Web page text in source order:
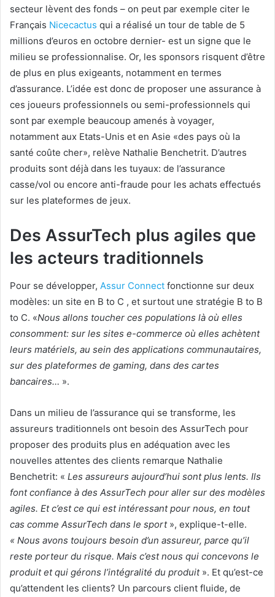
secteur lèvent des fonds – on peut par exemple citer le
Français Nicecactus qui a réalisé un tour de table de 5
millions d’euros en octobre dernier- est un signe que le
milieu se professionnalise. Or, les sponsors risquent d’être
de plus en plus exigeants, notamment en termes
d’assurance. L’idée est donc de proposer une assurance à
ces joueurs professionnels ou semi-professionnels qui
sont par exemple beaucoup amenés à voyager,
notamment aux Etats-Unis et en Asie «des pays où la
santé coûte cher», relève Nathalie Benchetrit. D’autres
produits sont déjà dans les tuyaux: de l’assurance
casse/vol ou encore anti-fraude pour les achats effectués
sur les plateformes de jeux.
Des AssurTech plus agiles que
les acteurs traditionnels
Pour se développer, Assur Connect fonctionne sur deux
modèles: un site en B to C , et surtout une stratégie B to B
to C. «Nous allons toucher ces populations là où elles
consomment: sur les sites e-commerce où elles achètent
leurs matériels, au sein des applications communautaires,
sur des plateformes de gaming, dans des cartes
bancaires… ».
Dans un milieu de l’assurance qui se transforme, les
assureurs traditionnels ont besoin des AssurTech pour
proposer des produits plus en adéquation avec les
nouvelles attentes des clients remarque Nathalie
Benchetrit: « Les assureurs aujourd’hui sont plus lents. Ils
font confiance à des AssurTech pour aller sur des modèles
agiles. Et c’est ce qui est intéressant pour nous, en tout
cas comme AssurTech dans le sport», explique-t-elle.
« Nous avons toujours besoin d’un assureur, parce qu’il
reste porteur du risque. Mais c’est nous qui concevons le
produit et qui gérons l’intégralité du produit». Et qu’est-ce
qu’attendent les clients? Un parcours client fluide, de